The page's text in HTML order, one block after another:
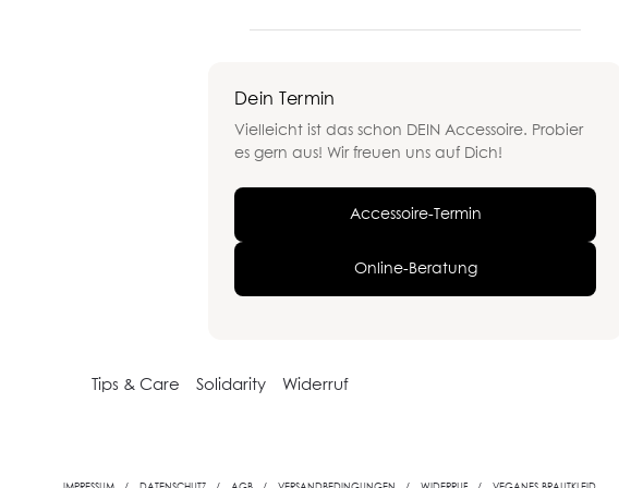
Dein Termin
Vielleicht ist das schon DEIN Accessoire. Probier
es gern aus! Wir freuen uns auf Dich!
Accessoire-Termin
Online-Beratung
Tips & Care Solidarity Widerruf